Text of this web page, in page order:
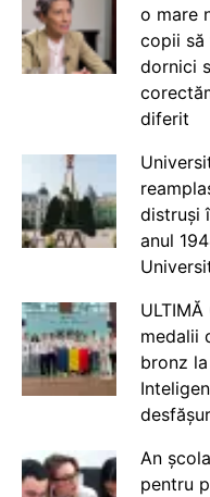
o mare
copii să
dornici
diferit
distruși
anul
medalii
bronz
An
pentru